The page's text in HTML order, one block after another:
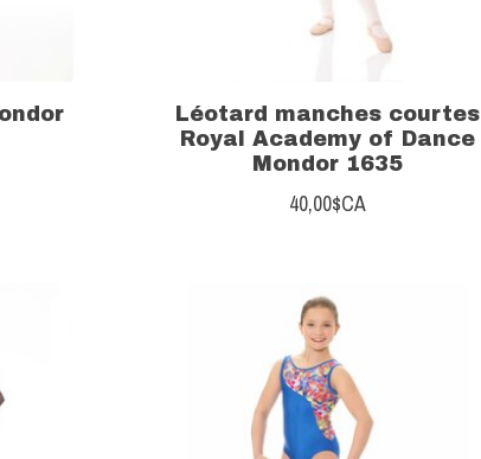
Léotard manches courtes
Royal Academy of Dance
Mondor 1635
40,00$CA